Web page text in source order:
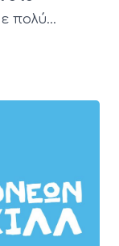
πολύ…